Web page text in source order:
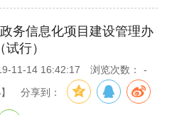
务信息化项目建设管理办
试行）
11-14 16:42:17 浏览次数： -
】 分享到：